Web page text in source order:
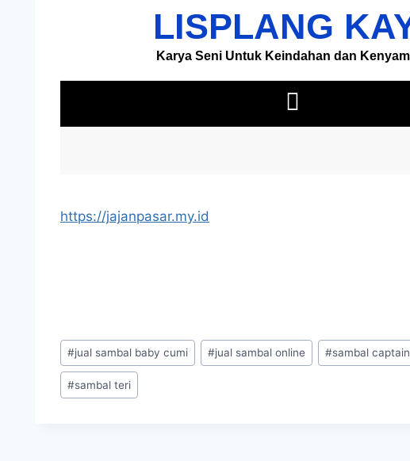
https://jajanpasar.my.id
#jual sambal baby cumi #jual sambal online #sambal captain
#sambal teri